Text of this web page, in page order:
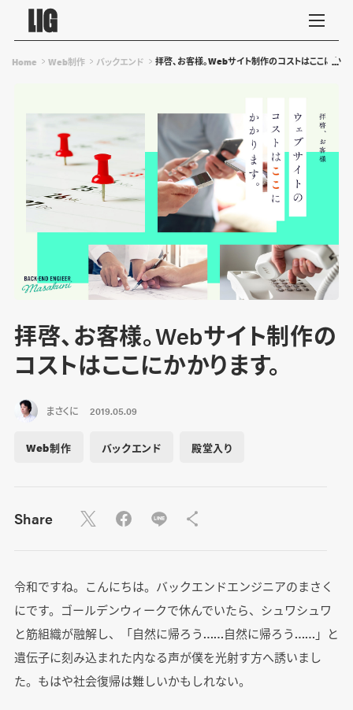
Home Web制作 バックエンド 拝啓、お客様。Webサイト制作のコストはここにかか
拝啓、お客様。Webサイト制作の
コストはここにかかります。
まさくに 2019.05.09
Web制作 バックエンド 殿堂入り
Share
令和ですね。こんにちは。バックエンドエンジニアのまさく
にです。ゴールデンウィークで休んでいたら、シュワシュワ
と筋組織が融解し、「自然に帰ろう……自然に帰ろう……」と
遺伝子に刻み込まれた内なる声が僕を光射す方へ誘いまし
た。もはや社会復帰は難しいかもしれない。